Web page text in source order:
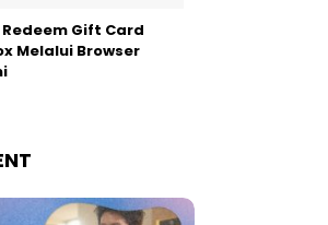
Gift Card
Melalui Browser